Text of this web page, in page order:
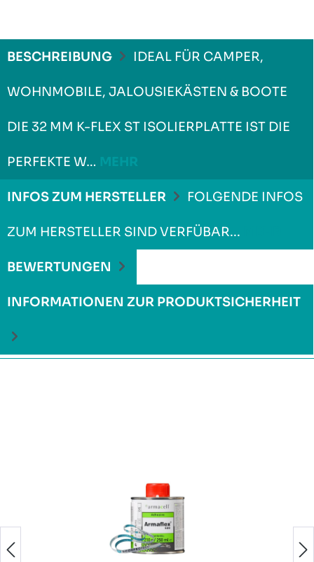
BESCHREIBUNG IDEAL FÜR CAMPER,
WOHNMOBILE, JALOUSIEKÄSTEN & BOOTE
DIE 32 MM K-FLEX ST ISOLIERPLATTE IST DIE
PERFEKTE W…
INFOS ZUM HERSTELLER FOLGENDE INFOS
ZUM HERSTELLER SIND VERFÜBAR...
BEWERTUNGEN
INFORMATIONEN ZUR PRODUKTSICHERHEIT